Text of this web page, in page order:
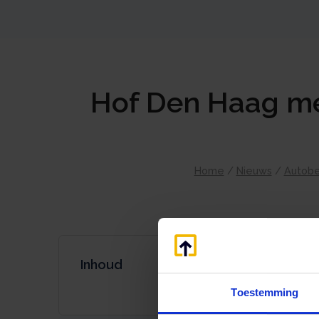
Toestemming
Hof Den Haag
Home / Nieuws /
Inhoud